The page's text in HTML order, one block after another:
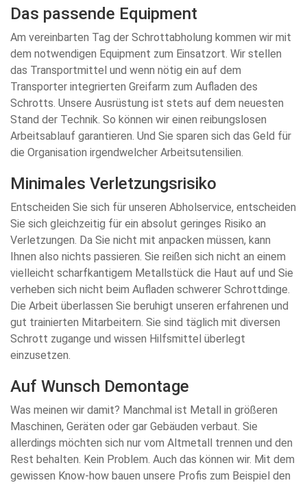
Das passende Equipment
Am vereinbarten Tag der Schrottabholung kommen wir mit
dem notwendigen Equipment zum Einsatzort. Wir stellen
das Transportmittel und wenn nötig ein auf dem
Transporter integrierten Greifarm zum Aufladen des
Schrotts. Unsere Ausrüstung ist stets auf dem neuesten
Stand der Technik. So können wir einen reibungslosen
Arbeitsablauf garantieren. Und Sie sparen sich das Geld für
die Organisation irgendwelcher Arbeitsutensilien.
Minimales Verletzungsrisiko
Entscheiden Sie sich für unseren Abholservice, entscheiden
Sie sich gleichzeitig für ein absolut geringes Risiko an
Verletzungen. Da Sie nicht mit anpacken müssen, kann
Ihnen also nichts passieren. Sie reißen sich nicht an einem
vielleicht scharfkantigem Metallstück die Haut auf und Sie
verheben sich nicht beim Aufladen schwerer Schrottdinge.
Die Arbeit überlassen Sie beruhigt unseren erfahrenen und
gut trainierten Mitarbeitern. Sie sind täglich mit diversen
Schrott zugange und wissen Hilfsmittel überlegt
einzusetzen.
Auf Wunsch Demontage
Was meinen wir damit? Manchmal ist Metall in größeren
Maschinen, Geräten oder gar Gebäuden verbaut. Sie
allerdings möchten sich nur vom Altmetall trennen und den
Rest behalten. Kein Problem. Auch das können wir. Mit dem
gewissen Know-how bauen unsere Profis zum Beispiel den